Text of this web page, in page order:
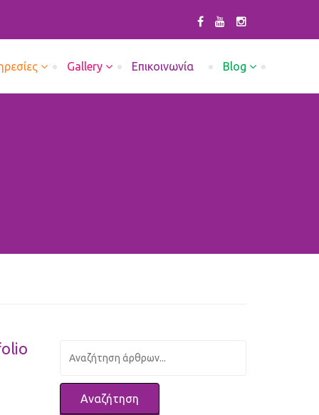
Gallery Επικοινωνία Blog